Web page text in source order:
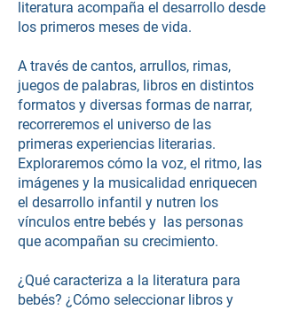
literatura acompaña el desarrollo desde
los primeros meses de vida.
A través de cantos, arrullos, rimas,
juegos de palabras, libros en distintos
formatos y diversas formas de narrar,
recorreremos el universo de las
primeras experiencias literarias.
Exploraremos cómo la voz, el ritmo, las
imágenes y la musicalidad enriquecen
el desarrollo infantil y nutren los
vínculos entre bebés y las personas
que acompañan su crecimiento.
¿Qué caracteriza a la literatura para
bebés? ¿Cómo seleccionar libros y